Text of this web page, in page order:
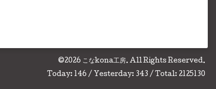
©2026 こなkona工房. All Rights Reserved.
Today: 146 / Yesterday: 343 / Total: 2125130